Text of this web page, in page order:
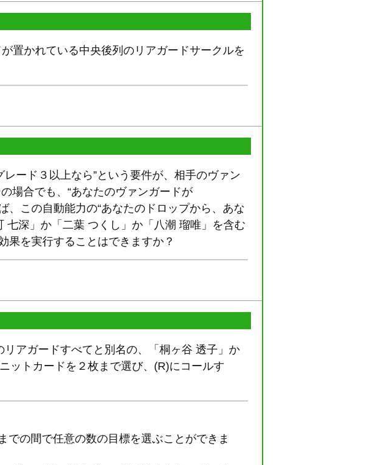
置かれている中央後列のリアガードサークルを
ード３以上なら”という要件が、相手のヴァン
場合でも、“あなたのヴァンガードが
、この自動能力の“あなたのドロップから、あな
深」か「二葉 つくし」か「八潮 瑠唯」を含む
果を実行することはできますか？
アガードすべてと別名の、「桐ヶ谷 透子」か
ットカードを２枚まで選び、(R)にコールす
での間で任意の数の目標を選ぶことができま